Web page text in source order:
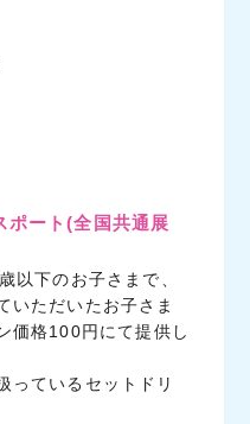
ポート(全国共通展
以下のお子さまで、
いただいたお子さま
価格100円にて提供し
っているセットドリ